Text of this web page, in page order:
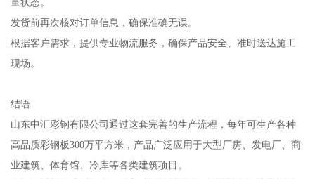
发货前再次核对订单信息，确保准确无误。
根据客户需求，提供专业物流服务，确保产品安全、准时送达施工
现场。
结语
山东中汇彩钢有限公司通过这套完善的生产流程，每年可生产各种
高品质彩钢板300万平方米，产品广泛应用于大型厂房、发电厂、商
业建筑、体育馆、冷库等各类建筑项目。